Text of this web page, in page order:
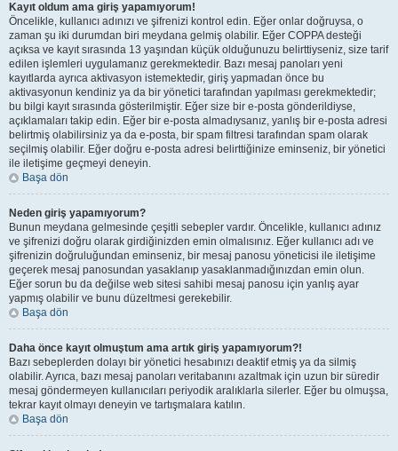
Kayıt oldum ama giriş yapamıyorum!
Öncelikle, kullanıcı adınızı ve şifrenizi kontrol edin. Eğer onlar doğruysa, o
zaman şu iki durumdan biri meydana gelmiş olabilir. Eğer COPPA desteği
açıksa ve kayıt sırasında 13 yaşından küçük olduğunuzu belirttiyseniz, size tarif
edilen işlemleri uygulamanız gerekmektedir. Bazı mesaj panoları yeni
kayıtlarda ayrıca aktivasyon istemektedir, giriş yapmadan önce bu
aktivasyonun kendiniz ya da bir yönetici tarafından yapılması gerekmektedir;
bu bilgi kayıt sırasında gösterilmiştir. Eğer size bir e-posta gönderildiyse,
açıklamaları takip edin. Eğer bir e-posta almadıysanız, yanlış bir e-posta adresi
belirtmiş olabilirsiniz ya da e-posta, bir spam filtresi tarafından spam olarak
seçilmiş olabilir. Eğer doğru e-posta adresi belirttiğinize eminseniz, bir yönetici
ile iletişime geçmeyi deneyin.
Başa dön
Neden giriş yapamıyorum?
Bunun meydana gelmesinde çeşitli sebepler vardır. Öncelikle, kullanıcı adınız
ve şifrenizi doğru olarak girdiğinizden emin olmalısınız. Eğer kullanıcı adı ve
şifrenizin doğruluğundan eminseniz, bir mesaj panosu yöneticisi ile iletişime
geçerek mesaj panosundan yasaklanıp yasaklanmadığınızdan emin olun.
Eğer sorun bu da değilse web sitesi sahibi mesaj panosu için yanlış ayar
yapmış olabilir ve bunu düzeltmesi gerekebilir.
Başa dön
Daha önce kayıt olmuştum ama artık giriş yapamıyorum?!
Bazı sebeplerden dolayı bir yönetici hesabınızı deaktif etmiş ya da silmiş
olabilir. Ayrıca, bazı mesaj panoları veritabanını azaltmak için uzun bir süredir
mesaj göndermeyen kullanıcıları periyodik aralıklarla silerler. Eğer bu olmuşsa,
tekrar kayıt olmayı deneyin ve tartışmalara katılın.
Başa dön